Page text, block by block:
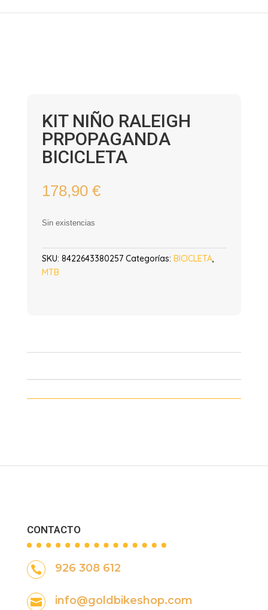
KIT NIÑO RALEIGH
PRPOPAGANDA
BICICLETA
178,90 €
Sin existencias
SKU: 8422643380257 Categorías: BICICLETA,
MTB
CONTACTO
 926 308 612
 info@goldbikeshop.com